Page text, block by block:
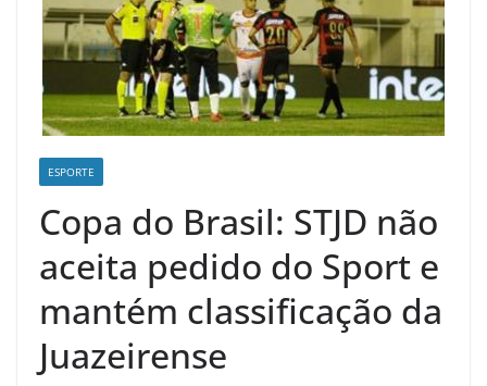
ESPORTE
Copa do Brasil: STJD não
aceita pedido do Sport e
mantém classificação da
Juazeirense